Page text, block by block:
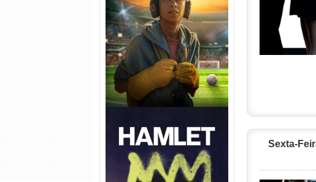
Sexta-
Um Goleiro Muito Improvável
Torrent (2026) WEB-DL 1080p
Dual Áudio